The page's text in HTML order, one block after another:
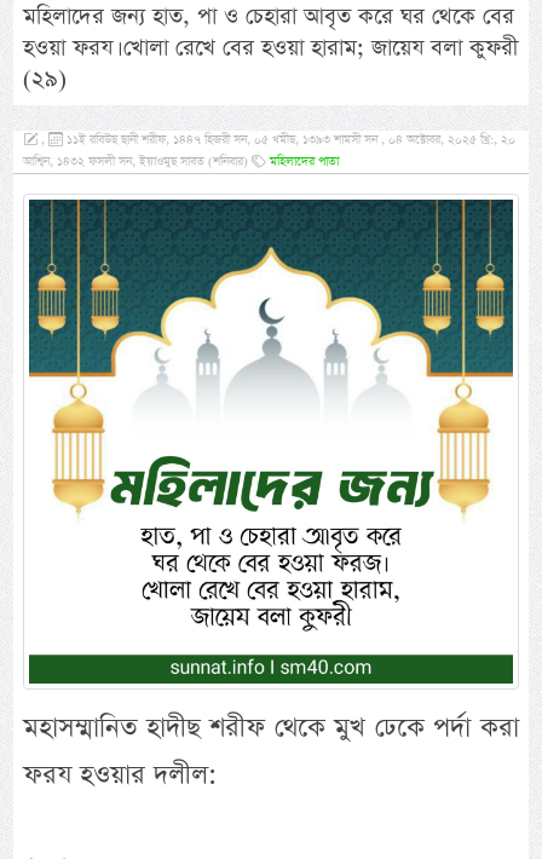
মহিলাদের জন্য হাত, পা ও চেহারা আবৃত করে ঘর থেকে বের
হওয়া ফরয। খোলা রেখে বের হওয়া হারাম; জায়েয বলা কুফরী
(২৯)
,
১১ই রবিউছ ছানী শরীফ, ১৪৪৭ হিজরী সন, ০৫ খমীছ, ১৩৯৩ শামসী সন , ০৪ অক্টোবর, ২০২৫ খ্রি:, ২০
আশ্বিন, ১৪৩২ ফসলী সন, ইয়াওমুছ সাবত (শনিবার)
মহিলাদের পাতা
মহাসম্মানিত হাদীছ শরীফ থেকে মুখ ঢেকে পর্দা করা
ফরয হওয়ার দলীল: